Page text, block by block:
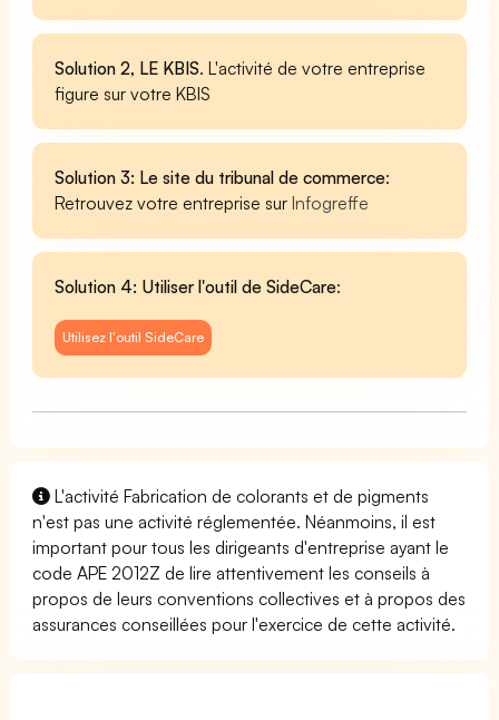
Solution 2, LE KBIS. L'activité de votre entreprise
figure sur votre KBIS
Solution 3: Le site du tribunal de commerce:
Retrouvez votre entreprise surInfogreffe
Solution 4: Utiliser l'outil de SideCare:
Utilisez l'outil SideCare
L'activité Fabrication de colorants et de pigments
n'est pas une activité réglementée. Néanmoins, il est
important pour tous les dirigeants d'entreprise ayant le
code APE 2012Z de lire attentivement les conseils à
propos de leurs conventions collectives et à propos des
assurances conseillées pour l'exercice de cette activité.